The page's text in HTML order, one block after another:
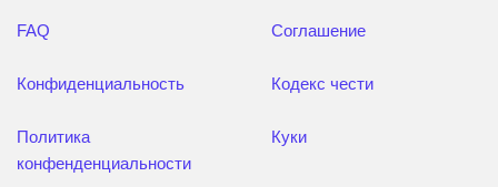
FAQ
Конфиденциальность
Политика
конфенденциальности
Соглашение
Кодекс чести
Куки